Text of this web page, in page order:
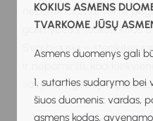
KOKIUS ASMENS
TVARKOME JŪSŲ
Asmens duomenys gali
1. sutarties sudarymo
šiuos duomenis: vardas,
asmens kodas,
nepakenčiama, verta
galimybes ir ieškoti kitos
Svarbiausia – stenkitės
savybių ir gebėjimų,